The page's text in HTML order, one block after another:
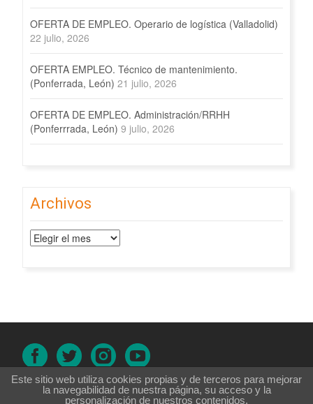
OFERTA DE EMPLEO. Operario de logística (Valladolid)
22 julio, 2026
OFERTA EMPLEO. Técnico de mantenimiento.
(Ponferrada, León) 21 julio, 2026
OFERTA DE EMPLEO. Administración/RRHH
(Ponferrrada, León) 9 julio, 2026
Archivos
Archivos
Aviso legal|Política de cookies |Política de privacidad|Accesibilidad
Este sitio web utiliza cookies propias y de terceros para mejorar
la navegabilidad de nuestra página, su acceso y la
personalización de nuestros contenidos.